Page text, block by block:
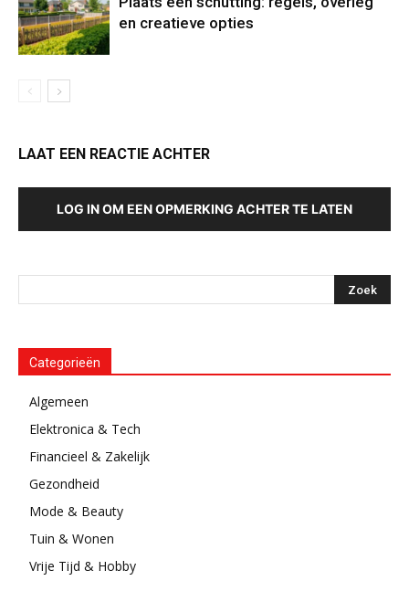
en creatieve opties
LAAT EEN REACTIE ACHTER
LOG IN OM EEN OPMERKING ACHTER TE LATEN
Categorieën
Algemeen
Elektronica & Tech
Financieel & Zakelijk
Gezondheid
Mode & Beauty
Tuin & Wonen
Vrije Tijd & Hobby